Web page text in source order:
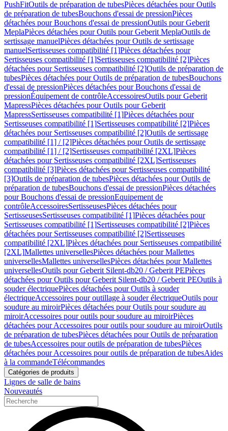
PushFitOutils de préparation de tubesPièces détachées pour Outils
de préparation de tubesBouchons d'essai de pressionPièces
détachées pour Bouchons d'essai de pressionOutils pour Geberit
MeplaPièces détachées pour Outils pour Geberit MeplaOutils de
sertissage manuelPièces détachées pour Outils de sertissage
manuelSertisseuses compatibilité [1]Pièces détachées pour
Sertisseuses compatibilité [1]Sertisseuses compatibilité [2]Pièces
détachées pour Sertisseuses compatibilité [2]Outils de préparation de
tubesPièces détachées pour Outils de préparation de tubesBouchons
d'essai de pressionPièces détachées pour Bouchons d'essai de
pressionÉquipement de contrôleAccessoiresOutils pour Geberit
MapressPièces détachées pour Outils pour Geberit
MapressSertisseuses compatibilité [1]Pièces détachées pour
Sertisseuses compatibilité [1]Sertisseuses compatibilité [2]Pièces
détachées pour Sertisseuses compatibilité [2]Outils de sertissage
compatibilité [1] / [2]Pièces détachées pour Outils de sertissage
compatibilité [1] / [2]Sertisseuses compatibilité [2XL]Pièces
détachées pour Sertisseuses compatibilité [2XL]Sertisseuses
compatibilité [3]Pièces détachées pour Sertisseuses compatibilité
[3]Outils de préparation de tubesPièces détachées pour Outils de
préparation de tubesBouchons d'essai de pressionPièces détachées
pour Bouchons d'essai de pressionEquipement de
contrôleAccessoiresSertisseusesPièces détachées pour
SertisseusesSertisseuses compatibilité [1]Pièces détachées pour
Sertisseuses compatibilité [1]Sertisseuses compatibilité [2]Pièces
détachées pour Sertisseuses compatibilité [2]Sertisseuses
compatibilité [2XL]Pièces détachées pour Sertisseuses compatibilité
[2XL]Mallettes universellesPièces détachées pour Mallettes
universellesMallettes universellesPièces détachées pour Mallettes
universellesOutils pour Geberit Silent-db20 / Geberit PEPièces
détachées pour Outils pour Geberit Silent-db20 / Geberit PEOutils à
souder électriquePièces détachées pour Outils à souder
électriqueAccessoires pour outillage à souder électriqueOutils pour
soudure au miroirPièces détachées pour Outils pour soudure au
miroirAccessoires pour outils pour soudure au miroirPièces
détachées pour Accessoires pour outils pour soudure au miroirOutils
de préparation de tubesPièces détachées pour Outils de préparation
de tubesAccessoires pour outils de préparation de tubesPièces
détachées pour Accessoires pour outils de préparation de tubesAides
à la commandeTélécommandes
Catégories de produits
Lignes de salle de bains
Nouveautés